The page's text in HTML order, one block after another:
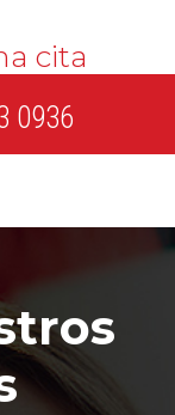
cita
0936